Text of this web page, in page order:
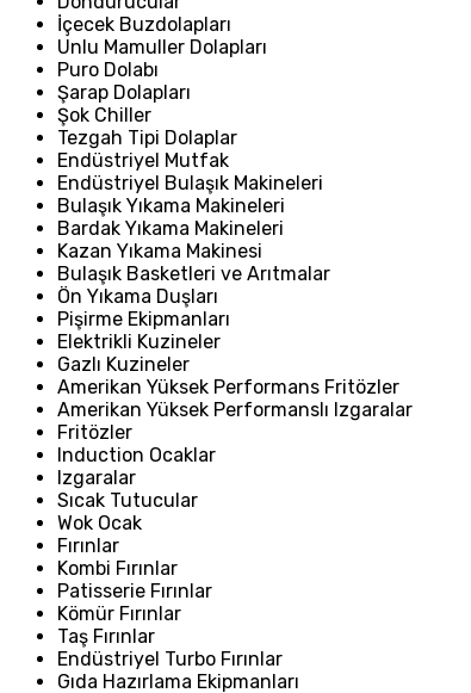
İçecek Buzdolapları
Unlu Mamuller Dolapları
Puro Dolabı
Şarap Dolapları
Şok Chiller
Tezgah Tipi Dolaplar
Endüstriyel Mutfak
Endüstriyel Bulaşık Makineleri
Bulaşık Yıkama Makineleri
Bardak Yıkama Makineleri
Kazan Yıkama Makinesi
Bulaşık Basketleri ve Arıtmalar
Ön Yıkama Duşları
Pişirme Ekipmanları
Elektrikli Kuzineler
Gazlı Kuzineler
Amerikan Yüksek Performans Fritözler
Amerikan Yüksek Performanslı Izgaralar
Fritözler
Induction Ocaklar
Izgaralar
Sıcak Tutucular
Wok Ocak
Fırınlar
Kombi Fırınlar
Patisserie Fırınlar
Kömür Fırınlar
Taş Fırınlar
Endüstriyel Turbo Fırınlar
Gıda Hazırlama Ekipmanları